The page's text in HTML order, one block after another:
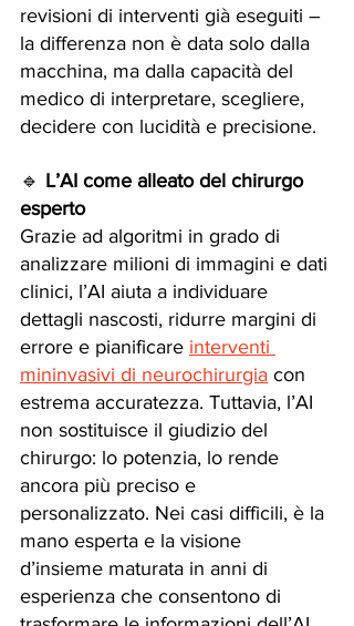
revisioni di interventi già eseguiti –
la differenza non è data solo dalla
macchina, ma dalla capacità del
medico di interpretare, scegliere,
decidere con lucidità e precisione.
🔹 L’AI come alleato del chirurgo
esperto
Grazie ad algoritmi in grado di
analizzare milioni di immagini e dati
clinici, l’AI aiuta a individuare
dettagli nascosti, ridurre margini di
errore e pianificare interventi
mininvasivi di neurochirurgia con
estrema accuratezza. Tuttavia, l’AI
non sostituisce il giudizio del
chirurgo: lo potenzia, lo rende
ancora più preciso e
personalizzato. Nei casi difficili, è la
mano esperta e la visione
d’insieme maturata in anni di
esperienza che consentono di